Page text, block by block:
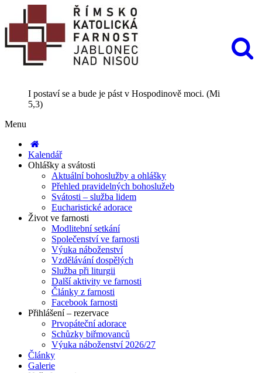
I postaví se a bude je pást v Hospodinově moci. (Mi
5,3)
Menu
Kalendář
Ohlášky a svátosti
Aktuální bohoslužby a ohlášky
Přehled pravidelných bohoslužeb
Svátosti – služba lidem
Eucharistické adorace
Život ve farnosti
Modlitební setkání
Společenství ve farnosti
Výuka náboženství
Vzdělávání dospělých
Služba při liturgii
Další aktivity ve farnosti
Články z farnosti
Facebook farnosti
Přihlášení – rezervace
Prvopáteční adorace
Schůzky biřmovanců
Výuka náboženství 2026/27
Články
Galerie